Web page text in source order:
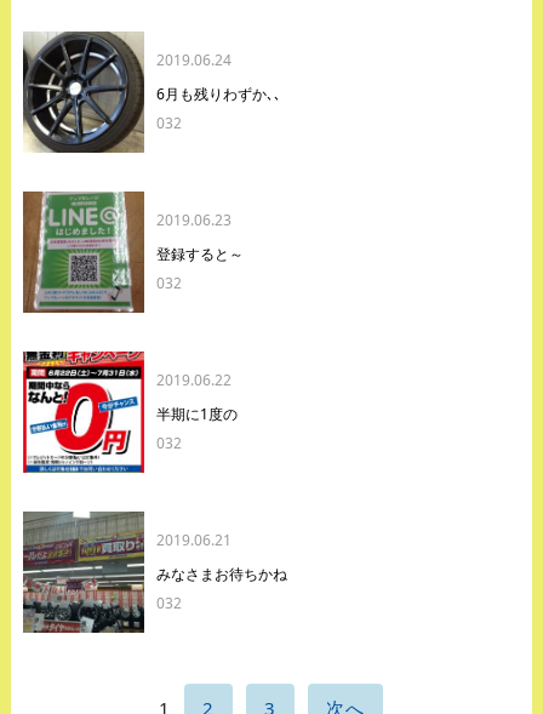
2019.06.24
6月も残りわずか､､
032
2019.06.23
登録すると～
032
2019.06.22
半期に1度の
032
2019.06.21
みなさまお待ちかね
032
1 2 3 次へ